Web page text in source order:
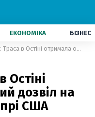
ЕКОНОМІКА БІЗНЕС
Формула-1: Траса в Остіні отримала офіційний дозвіл на проведення гран-прі США
Остіні
дозвіл на
США